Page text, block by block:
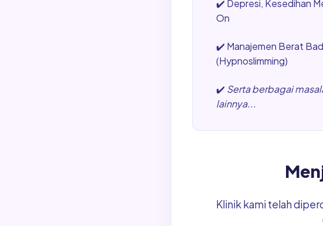
✔️ Depresi, Kesedihan
On
✔️ Manajemen Berat
(Hypnoslimming)
✔️ Serta berbagai
lainnya...
Klinik kami telah